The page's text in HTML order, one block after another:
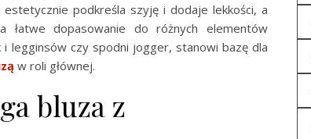
podkreśla szyję i dodaje lekkości, a
łatwe dopasowanie do różnych elementów
legginsów czy spodni jogger, stanowi bazę dla
w roli głównej.
bluza z